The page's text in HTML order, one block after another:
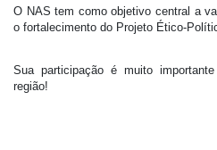
O NAS tem como objetivo central a
o fortalecimento do Projeto Ético-
Sua participação é muito
região!